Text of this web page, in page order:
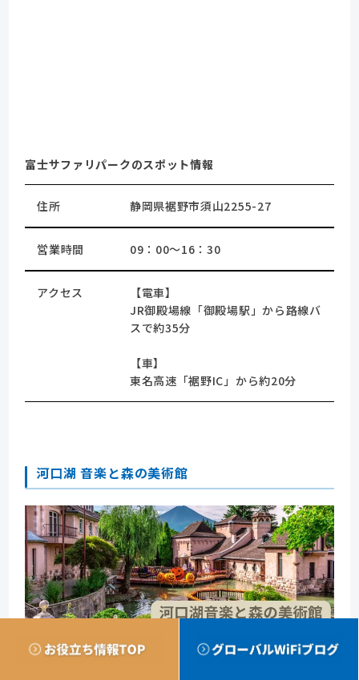
富士サファリパークのスポット情報
住所 静岡県裾野市須山2255-27
営業時間 09：00～16：30
アクセス
【電車】
JR御殿場線「御殿場駅」から路線バ
スで約35分
【車】
東名高速「裾野IC」から約20分
河口湖 音楽と森の美術館